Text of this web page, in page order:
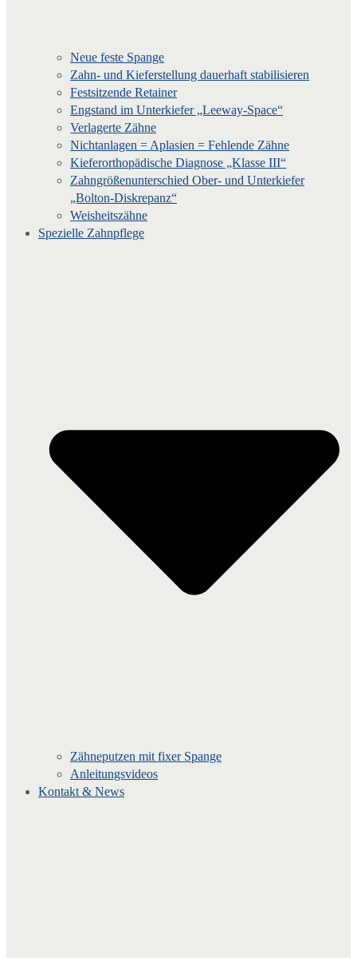
Neue feste Spange
Zahn- und Kieferstellung dauerhaft stabilisieren
Festsitzende Retainer
Engstand im Unterkiefer „Leeway-Space“
Verlagerte Zähne
Nichtanlagen = Aplasien = Fehlende Zähne
Kieferorthopädische Diagnose „Klasse III“
Zahngrößenunterschied Ober- und Unterkiefer
„Bolton-Diskrepanz“
Weisheitszähne
Spezielle Zahnpflege
Zähneputzen mit fixer Spange
Anleitungsvideos
Kontakt & News